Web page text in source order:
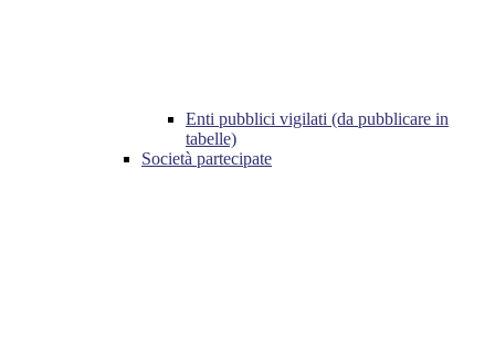
Enti pubblici vigilati (da pubblicare in
tabelle)
Società partecipate